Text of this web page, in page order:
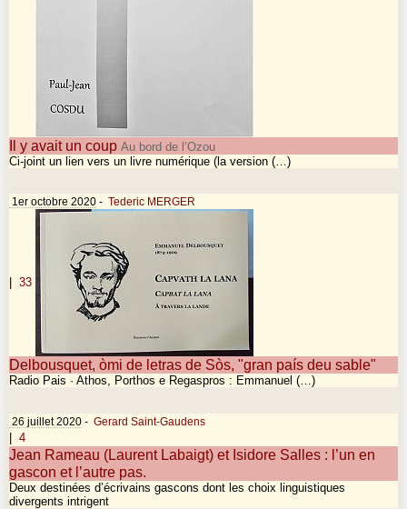
Il y avait un coup Au bord de l’Ozou
Ci-joint un lien vers un livre numérique (la version (…)
1er octobre 2020 - Tederic MERGER
| 33
Delbousquet, òmi de letras de Sòs, "gran país deu sable"
Radio Pais · Athos, Porthos e Regaspros : Emmanuel (…)
26 juillet 2020 - Gerard Saint-Gaudens
| 4
Jean Rameau (Laurent Labaigt) et Isidore Salles : l’un en
gascon et l’autre pas.
Deux destinées d’écrivains gascons dont les choix linguistiques
divergents intrigent